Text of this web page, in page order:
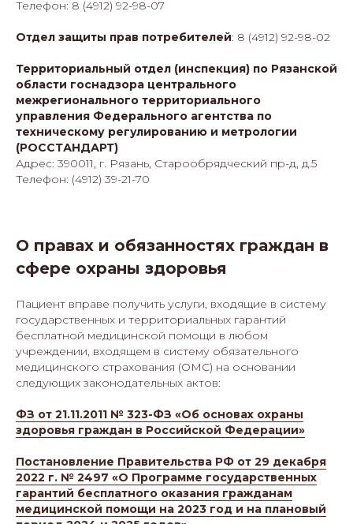
Телефон: 8 (4912) 92-98-07
Отдел защиты прав потребителей: 8 (4912) 92-98-02
Территориальный отдел (инспекция) по Рязанской
области госнадзора центрального
межрегионального территориального
управления Федерального агентства по
техническому регулированию и метрологии
(РОССТАНДАРТ)
Адрес: 390011, г. Рязань, Старообрядческий пр-д, д.5
Телефон: (4912) 39-21-70
О правах и обязанностях граждан в
сфере охраны здоровья
Пациент вправе получить услуги, входящие в систему
государственных и территориальных гарантий
бесплатной медицинской помощи в любом
учреждении, входящем в систему обязательного
медицинского страхования (ОМС) на основании
следующих законодательных актов:
ФЗ от 21.11.2011 № 323-ФЗ «Об основах охраны
здоровья граждан в Российской Федерации»
Постановление Правительства РФ от 29 декабря
2022 г. № 2497 «О Программе государственных
гарантий бесплатного оказания гражданам
медицинской помощи на 2023 год и на плановый